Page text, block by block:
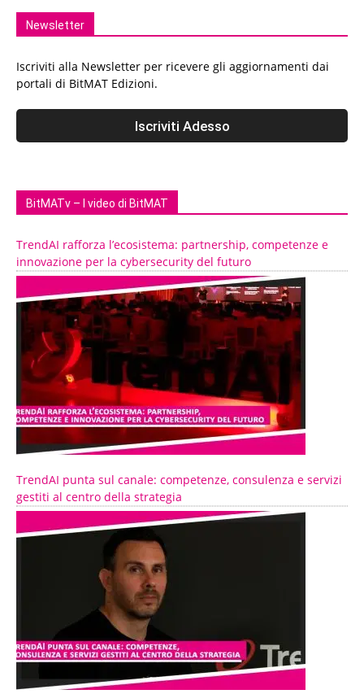
Newsletter
Iscriviti alla Newsletter per ricevere gli aggiornamenti dai
portali di BitMAT Edizioni.
BitMATv – I video di BitMAT
TrendAI rafforza l’ecosistema: partnership, competenze e
innovazione per la cybersecurity del futuro
TrendAI punta sul canale: competenze, consulenza e servizi
gestiti al centro della strategia